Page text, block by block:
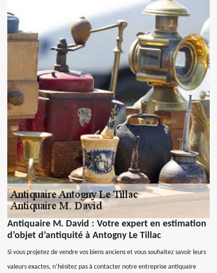
Antiquaire M. David : Votre expert en estimation
d’objet d’antiquité à Antogny Le Tillac
Si vous projetez de vendre vos biens anciens et vous souhaitez savoir leurs
valeurs exactes, n’hésitez pas à contacter notre entreprise antiquaire